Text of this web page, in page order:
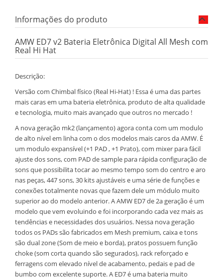
Informações do produto
AMW ED7 v2 Bateria Eletrônica Digital All Mesh com
Real Hi Hat
Descrição:
Versão com Chimbal físico (Real Hi-Hat) ! Essa é uma das partes
mais caras em uma bateria eletrônica, produto de alta qualidade
e tecnologia, muito mais avançado que outros no mercado !
A nova geração mk2 (lançamento) agora conta com um modulo
de alto nível em linha com o dos modelos mais caros da AMW. É
um modulo expansível (+1 PAD , +1 Prato), com mixer para fácil
ajuste dos sons, com PAD de sample para rápida configuração de
sons que possibilita tocar ao mesmo tempo som do centro e aro
nas peças, 447 sons, 30 kits ajustáveis e uma série de funções e
conexões totalmente novas que fazem dele um módulo muito
superior ao do modelo anterior. A AMW ED7 de 2a geração é um
modelo que vem evoluindo e foi incorporando cada vez mais as
tendências e necessidades dos usuários. Nessa nova geração
todos os PADs são fabricados em Mesh premium, caixa e tons
são dual zone (Som de meio e borda), pratos possuem função
choke (som corta quando são segurados), rack reforçado e
ferragens com elevado nível de acabamento, pedais e pad de
bumbo com excelente suporte. A ED7 é uma bateria muito